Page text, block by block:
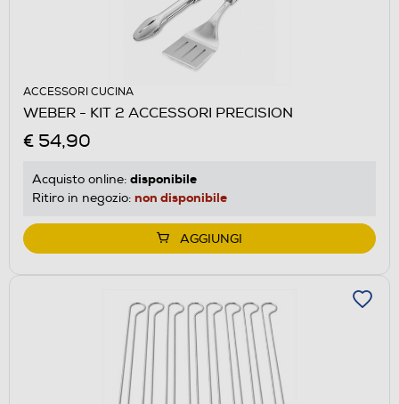
ACCESSORI CUCINA
WEBER - KIT 2 ACCESSORI PRECISION
€ 54,90
Acquisto online: disponibile
Ritiro in negozio: non disponibile
AGGIUNGI